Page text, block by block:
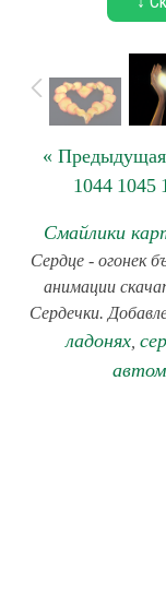
« Предыдущая
1044 1045
Смайлики
Сердце - огонек
анимации
Сердечки.
ладонях